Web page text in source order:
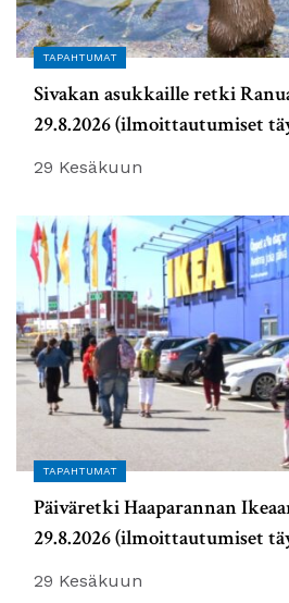
TAPAHTUMAT
Sivakan asukkaille retki
29.8.2026 (ilmoittautumiset
29 Kesäkuun
TAPAHTUMAT
Päiväretki Haaparannan
29.8.2026 (ilmoittautumiset
29 Kesäkuun